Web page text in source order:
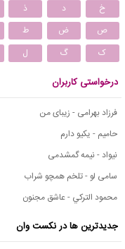
خ
د ذ
ص
ض ط
ک
گ ل
درخواستی کاربران
فرزاد بهرامی - زیبای من
حامیم - یکیو دارم
نیواد - نیمه گمشدمی
سامی لو - تلخم همچو شراب
محمود التركي - عاشق مجنون
جدیدترین ها در نکست وان